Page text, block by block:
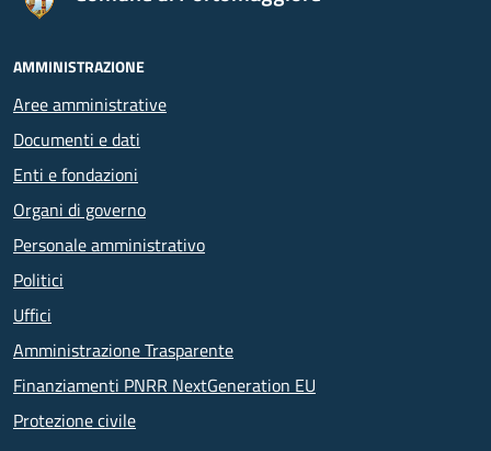
AMMINISTRAZIONE
Aree amministrative
Documenti e dati
Enti e fondazioni
Organi di governo
Personale amministrativo
Politici
Uffici
Amministrazione Trasparente
Finanziamenti PNRR NextGeneration EU
Protezione civile